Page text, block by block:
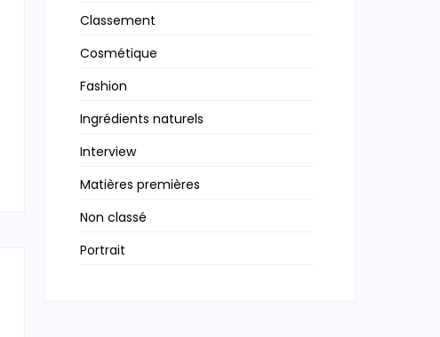
Classement
Cosmétique
Fashion
Ingrédients naturels
Interview
Matières premières
Non classé
Portrait